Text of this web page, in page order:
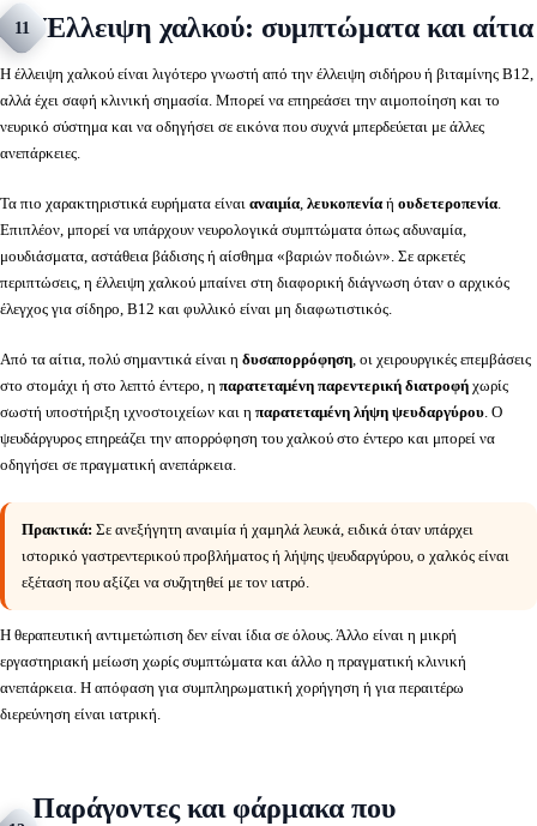
11 Έλλειψη χαλκού: συμπτώματα και αίτια
Η έλλειψη χαλκού είναι λιγότερο γνωστή από την έλλειψη σιδήρου ή βιταμίνης B12,
αλλά έχει σαφή κλινική σημασία. Μπορεί να επηρεάσει την αιμοποίηση και το
νευρικό σύστημα και να οδηγήσει σε εικόνα που συχνά μπερδεύεται με άλλες
ανεπάρκειες.
Τα πιο χαρακτηριστικά ευρήματα είναι αναιμία, λευκοπενία ή ουδετεροπενία.
Επιπλέον, μπορεί να υπάρχουν νευρολογικά συμπτώματα όπως αδυναμία,
μουδιάσματα, αστάθεια βάδισης ή αίσθημα «βαριών ποδιών». Σε αρκετές
περιπτώσεις, η έλλειψη χαλκού μπαίνει στη διαφορική διάγνωση όταν ο αρχικός
έλεγχος για σίδηρο, B12 και φυλλικό είναι μη διαφωτιστικός.
Από τα αίτια, πολύ σημαντικά είναι η δυσαπορρόφηση, οι χειρουργικές επεμβάσεις
στο στομάχι ή στο λεπτό έντερο, η παρατεταμένη παρεντερική διατροφή χωρίς
σωστή υποστήριξη ιχνοστοιχείων και η παρατεταμένη λήψη ψευδαργύρου. Ο
ψευδάργυρος επηρεάζει την απορρόφηση του χαλκού στο έντερο και μπορεί να
οδηγήσει σε πραγματική ανεπάρκεια.
Πρακτικά: Σε ανεξήγητη αναιμία ή χαμηλά λευκά, ειδικά όταν υπάρχει
ιστορικό γαστρεντερικού προβλήματος ή λήψης ψευδαργύρου, ο χαλκός είναι
εξέταση που αξίζει να συζητηθεί με τον ιατρό.
Η θεραπευτική αντιμετώπιση δεν είναι ίδια σε όλους. Άλλο είναι η μικρή
εργαστηριακή μείωση χωρίς συμπτώματα και άλλο η πραγματική κλινική
ανεπάρκεια. Η απόφαση για συμπληρωματική χορήγηση ή για περαιτέρω
διερεύνηση είναι ιατρική.
Παράγοντες και φάρμακα που